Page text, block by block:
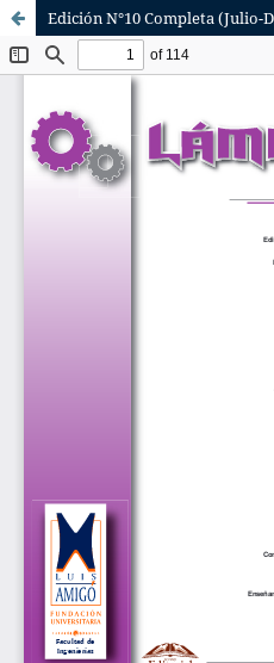
Edición N°10 Completa (Julio-